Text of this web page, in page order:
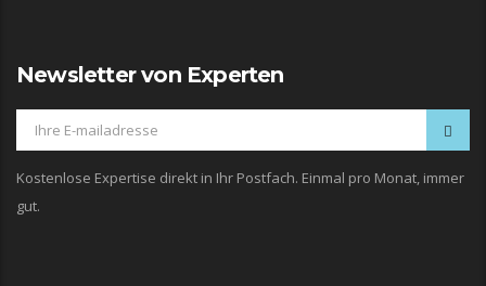
Newsletter von Experten
Kostenlose Expertise direkt in Ihr Postfach. Einmal pro Monat, immer
gut.